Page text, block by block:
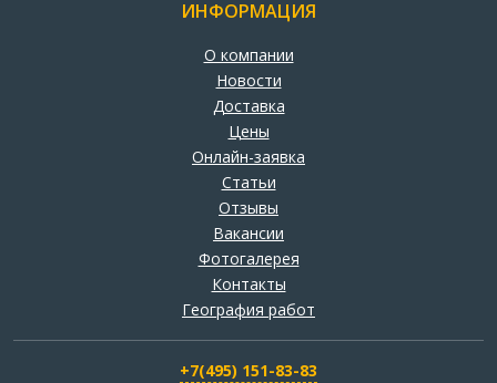
ИНФОРМАЦИЯ
О компании
Новости
Доставка
Цены
Онлайн-заявка
Статьи
Отзывы
Вакансии
Фотогалерея
Контакты
География работ
+7(495) 151-83-83